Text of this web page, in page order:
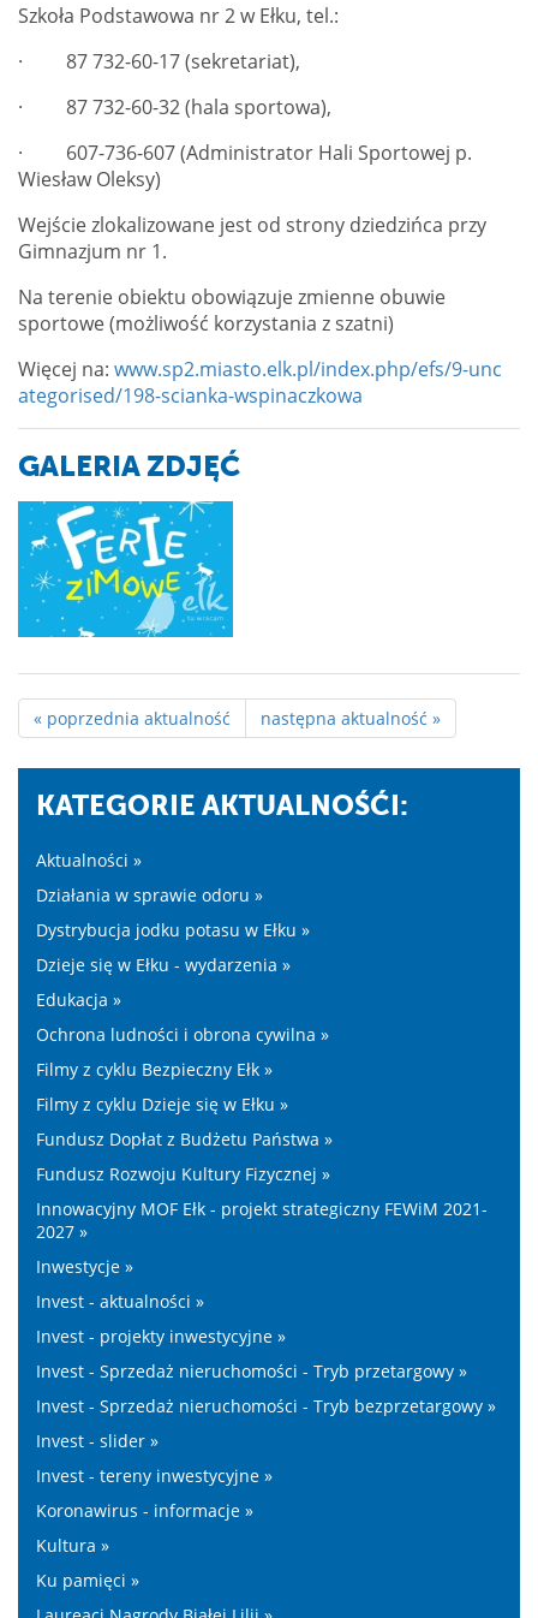
Szkoła Podstawowa nr 2 w Ełku, tel.:
· 87 732-60-17 (sekretariat),
· 87 732-60-32 (hala sportowa),
· 607-736-607 (Administrator Hali Sportowej p.
Wiesław Oleksy)
Wejście zlokalizowane jest od strony dziedzińca przy
Gimnazjum nr 1.
Na terenie obiektu obowiązuje zmienne obuwie
sportowe (możliwość korzystania z szatni)
Więcej na: www.sp2.miasto.elk.pl/index.php/efs/9-unc
ategorised/198-scianka-wspinaczkowa
GALERIA ZDJĘĆ
« poprzednia aktualność następna aktualność »
KATEGORIE AKTUALNOŚĆI:
Aktualności »
Działania w sprawie odoru »
Dystrybucja jodku potasu w Ełku »
Dzieje się w Ełku - wydarzenia »
Edukacja »
Ochrona ludności i obrona cywilna »
Filmy z cyklu Bezpieczny Ełk »
Filmy z cyklu Dzieje się w Ełku »
Fundusz Dopłat z Budżetu Państwa »
Fundusz Rozwoju Kultury Fizycznej »
Innowacyjny MOF Ełk - projekt strategiczny FEWiM 2021-
2027 »
Inwestycje »
Invest - aktualności »
Invest - projekty inwestycyjne »
Invest - Sprzedaż nieruchomości - Tryb przetargowy »
Invest - Sprzedaż nieruchomości - Tryb bezprzetargowy »
Invest - slider »
Invest - tereny inwestycyjne »
Koronawirus - informacje »
Kultura »
Ku pamięci »